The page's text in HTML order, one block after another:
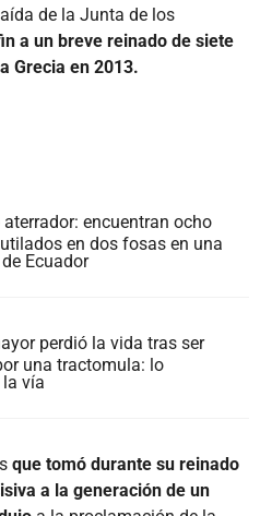
de la Junta de los
a un breve reinado de siete
Grecia en 2013.
encuentran ocho
en dos fosas en una
Ecuador
perdió la vida tras ser
una tractomula: lo
vía
que tomó durante su reinado
a la generación de un